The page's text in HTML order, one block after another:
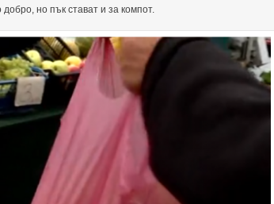
но пък стават и за компот.